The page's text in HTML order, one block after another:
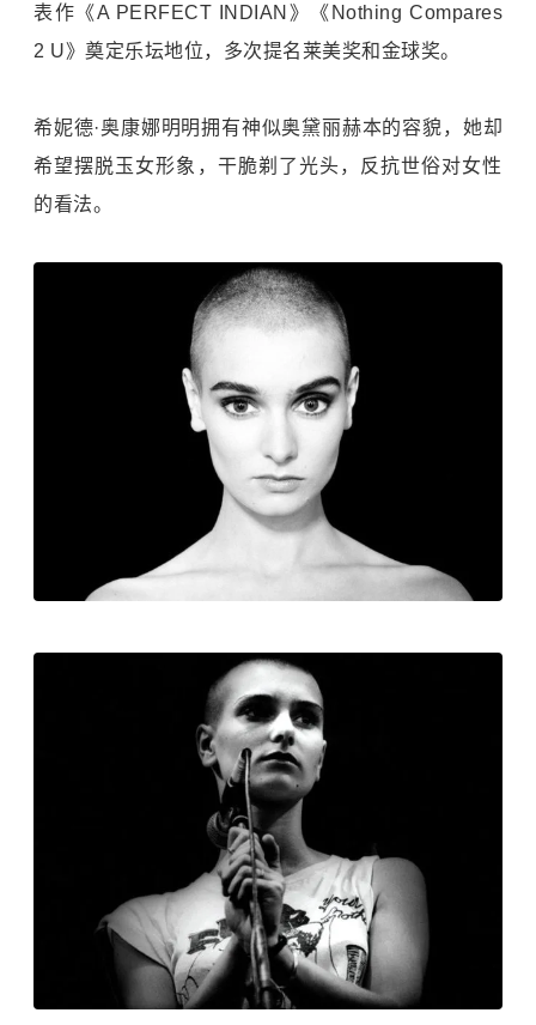
表作《A PERFECT INDIAN》《Nothing Compares
2 U》奠定乐坛地位，多次提名莱美奖和金球奖。
希妮德·奥康娜明明拥有神似奥黛丽赫本的容貌，她却
希望摆脱玉女形象，干脆剃了光头，反抗世俗对女性
的看法。